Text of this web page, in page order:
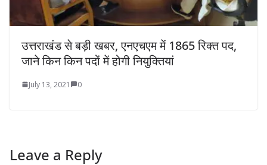
उत्तराखंड से बड़ी खबर, एनएचएम में 1865 रिक्त पद,
जाने किन किन पदों में होगी नियुक्तियां
July 13, 2021 0
Leave a Reply